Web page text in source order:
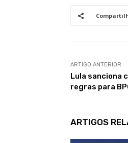
ARTIGO ANTERIOR
Lula sanciona
regras para
ARTIGOS